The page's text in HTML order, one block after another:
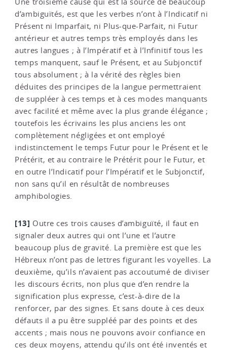
d’ambiguïtés, est que les verbes n’ont à l’Indicatif ni
Présent ni Imparfait, ni Plus-que-Parfait, ni Futur
antérieur et autres temps très employés dans les
autres langues ; à l’Impératif et à l’Infinitif tous les
temps manquent, sauf le Présent, et au Subjonctif
tous absolument ; à la vérité des règles bien
déduites des principes de la langue permettraient
de suppléer à ces temps et à ces modes manquants
avec facilité et même avec la plus grande élégance ;
toutefois les écrivains les plus anciens les ont
complètement négligées et ont employé
indistinctement le temps Futur pour le Présent et le
Prétérit, et au contraire le Prétérit pour le Futur, et
en outre l’Indicatif pour l’Impératif et le Subjonctif,
non sans qu’il en résultât de nombreuses
amphibologies.
[13] Outre ces trois causes d’ambiguïté, il faut en
signaler deux autres qui ont l’une et l’autre
beaucoup plus de gravité. La première est que les
Hébreux n’ont pas de lettres figurant les voyelles. La
deuxième, qu’ils n’avaient pas accoutumé de diviser
les discours écrits, non plus que d’en rendre la
signification plus expresse, c’est-à-dire de la
renforcer, par des signes. Et sans doute à ces deux
défauts il a pu être suppléé par des points et des
accents ; mais nous ne pouvons avoir confiance en
ces deux moyens, attendu qu’ils ont été inventés et